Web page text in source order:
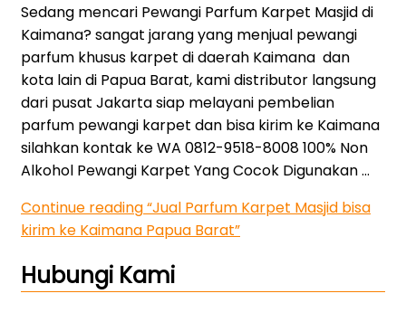
Sedang mencari Pewangi Parfum Karpet Masjid di
Kaimana? sangat jarang yang menjual pewangi
parfum khusus karpet di daerah Kaimana dan
kota lain di Papua Barat, kami distributor langsung
dari pusat Jakarta siap melayani pembelian
parfum pewangi karpet dan bisa kirim ke Kaimana
silahkan kontak ke WA 0812-9518-8008 100% Non
Alkohol Pewangi Karpet Yang Cocok Digunakan …
Continue reading“Jual Parfum Karpet Masjid bisa
kirim ke Kaimana Papua Barat”
Hubungi Kami